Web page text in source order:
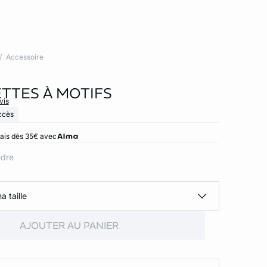
Accessoire
À MOTIFS
dès 35€ avec
taille
AJOUTER AU PANIER